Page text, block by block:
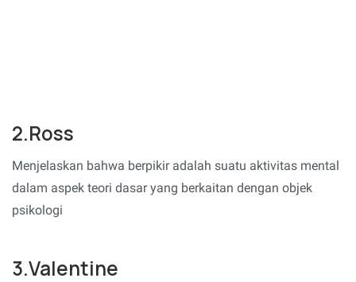
2.Ross
Menjelaskan bahwa berpikir adalah suatu aktivitas mental
dalam aspek teori dasar yang berkaitan dengan objek
psikologi
3.Valentine